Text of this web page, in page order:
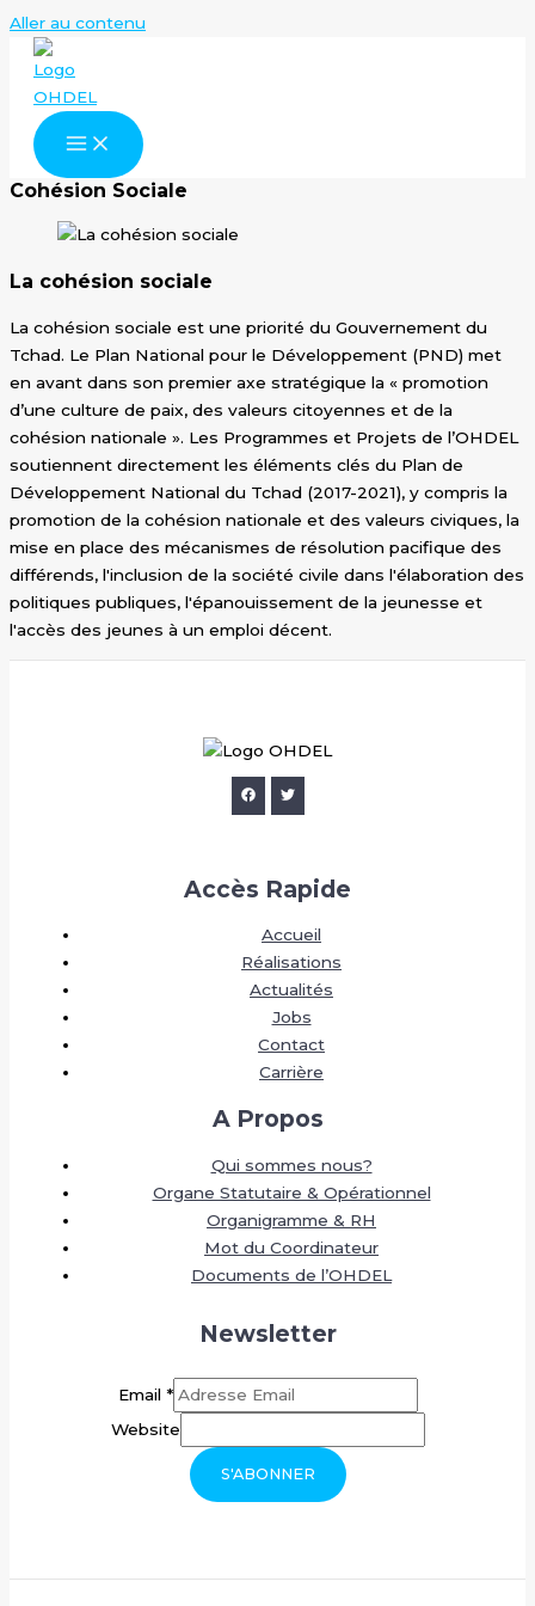
Aller au contenu
Cohésion Sociale
La cohésion sociale
La cohésion sociale est une priorité du Gouvernement du
Tchad. Le Plan National pour le Développement (PND) met
en avant dans son premier axe stratégique la « promotion
d’une culture de paix, des valeurs citoyennes et de la
cohésion nationale ». Les Programmes et Projets de l’OHDEL
soutiennent directement les éléments clés du Plan de
Développement National du Tchad (2017-2021), y compris la
promotion de la cohésion nationale et des valeurs civiques, la
mise en place des mécanismes de résolution pacifique des
différends, l'inclusion de la société civile dans l'élaboration des
politiques publiques, l'épanouissement de la jeunesse et
l'accès des jeunes à un emploi décent.
Accès Rapide
Accueil
Réalisations
Actualités
Jobs
Contact
Carrière
A Propos
Qui sommes nous?
Organe Statutaire & Opérationnel
Organigramme & RH
Mot du Coordinateur
Documents de l’OHDEL
Newsletter
Email *
Website
S'ABONNER